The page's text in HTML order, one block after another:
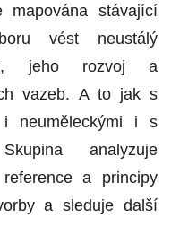
stávající
vést neustálý
jeho rozvoj a
vazeb. A to jak s
neuměleckými i s
analyzuje
a principy
a sleduje další